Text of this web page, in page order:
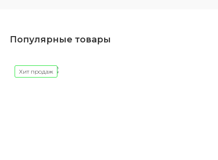
Популярные товары
Хит продаж